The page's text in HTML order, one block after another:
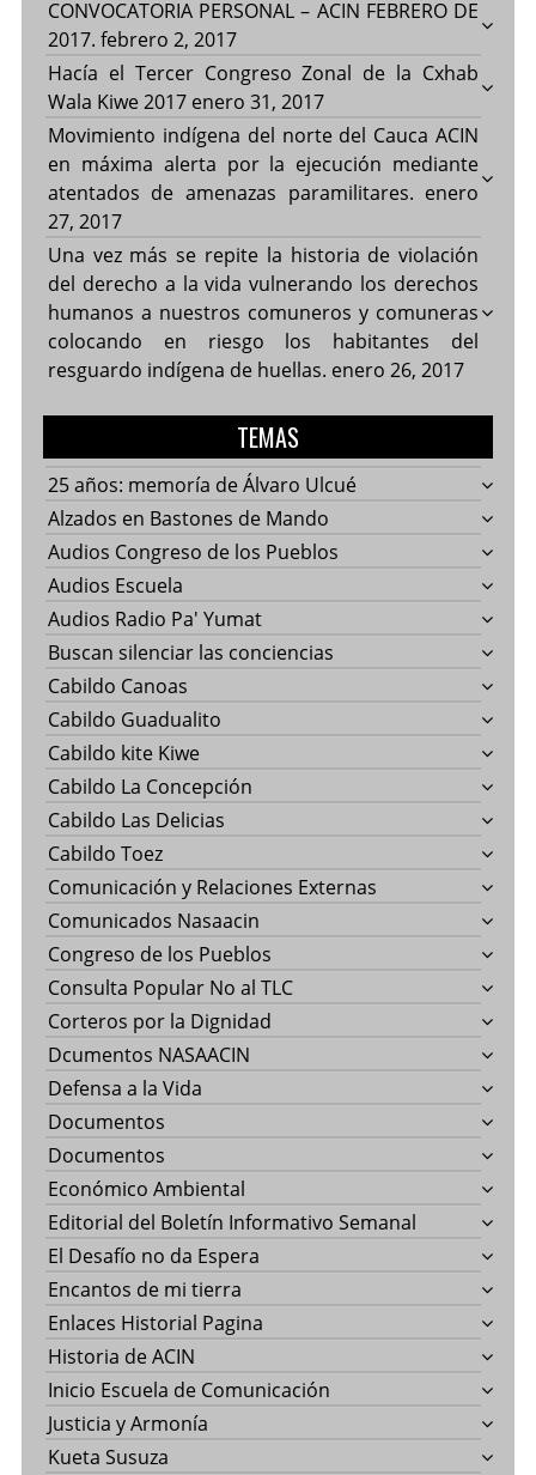
CONVOCATORIA PERSONAL – ACIN FEBRERO DE
2017. febrero 2, 2017
Hacía el Tercer Congreso Zonal de la Cxhab
Wala Kiwe 2017 enero 31, 2017
Movimiento indígena del norte del Cauca ACIN
en máxima alerta por la ejecución mediante
atentados de amenazas paramilitares. enero
27, 2017
Una vez más se repite la historia de violación
del derecho a la vida vulnerando los derechos
humanos a nuestros comuneros y comuneras
colocando en riesgo los habitantes del
resguardo indígena de huellas. enero 26, 2017
TEMAS
25 años: memoría de Álvaro Ulcué
Alzados en Bastones de Mando
Audios Congreso de los Pueblos
Audios Escuela
Audios Radio Pa' Yumat
Buscan silenciar las conciencias
Cabildo Canoas
Cabildo Guadualito
Cabildo kite Kiwe
Cabildo La Concepción
Cabildo Las Delicias
Cabildo Toez
Comunicación y Relaciones Externas
Comunicados Nasaacin
Congreso de los Pueblos
Consulta Popular No al TLC
Corteros por la Dignidad
Dcumentos NASAACIN
Defensa a la Vida
Documentos
Documentos
Económico Ambiental
Editorial del Boletín Informativo Semanal
El Desafío no da Espera
Encantos de mi tierra
Enlaces Historial Pagina
Historia de ACIN
Inicio Escuela de Comunicación
Justicia y Armonía
Kueta Susuza